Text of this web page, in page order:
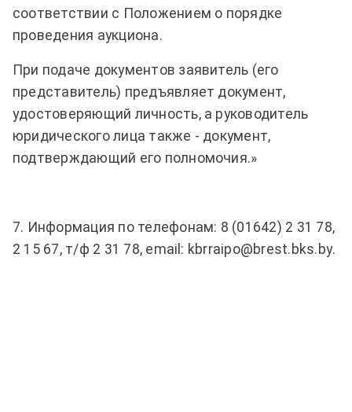
соответствии с Положением о порядке
проведения аукциона.
При подаче документов заявитель (его
представитель) предъявляет документ,
удостоверяющий личность, а руководитель
юридического лица также - документ,
подтверждающий его полномочия.»
7. Информация по телефонам: 8 (01642) 2 31 78,
2 15 67, т/ф 2 31 78, email : kbrraipo@brest. bks. by.